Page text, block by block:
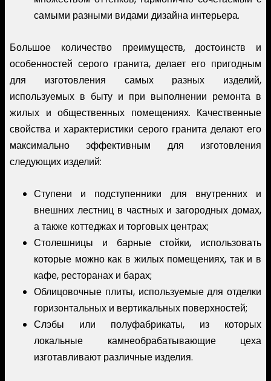
самыми разными видами дизайна интерьера.
Большое количество преимуществ, достоинств и
особенностей серого гранита, делает его пригодным
для изготовления самых разных изделий,
используемых в быту и при выполнении ремонта в
жилых и общественных помещениях. Качественные
свойства и характеристики серого гранита делают его
максимально эффективным для изготовления
следующих изделий:
Ступени и подступенники для внутренних и
внешних лестниц в частных и загородных домах,
а также коттеджах и торговых центрах;
Столешницы и барные стойки, использовать
которые можно как в жилых помещениях, так и в
кафе, ресторанах и барах;
Облицовочные плиты, используемые для отделки
горизонтальных и вертикальных поверхностей;
Слэбы или полуфабрикаты, из которых
локальные камнеобрабатывающие цеха
изготавливают различные изделия.